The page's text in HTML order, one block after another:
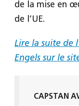
de la mise en
de l’UE.
Lire la suite de
Engels sur le
CAPSTAN